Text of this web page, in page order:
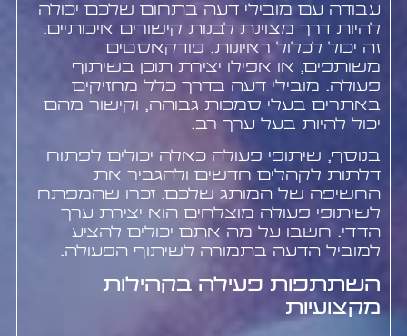
עבודה עם מובילי דעה בתחום שלכם יכולה
להיות דרך מצוינת לבנות קישורים איכותיים.
זה יכול לכלול ראיונות, פודקאסטים
משותפים, או אפילו יצירת תוכן בשיתוף
פעולה. מובילי דעה בדרך כלל מחזיקים
באתרים בעלי סמכות גבוהה, וקישור מהם
יכול להיות בעל ערך רב.
בנוסף, שיתופי פעולה כאלה יכולים לפתוח
דלתות לקהלים חדשים ולהגביר את
החשיפה של המותג שלכם. זכרו שהמפתח
לשיתופי פעולה מוצלחים הוא יצירת ערך
הדדי. חשבו על מה אתם יכולים להציע
למוביל הדעה בתמורה לשיתוף הפעולה.
השתתפות פעילה בקהילות
מקצועיות